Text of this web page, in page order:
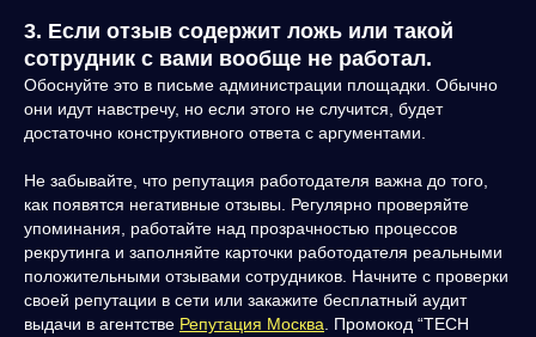
3. Если отзыв содержит ложь или такой
сотрудник с вами вообще не работал.
Обоснуйте это в письме администрации площадки. Обычно
они идут навстречу, но если этого не случится, будет
достаточно конструктивного ответа с аргументами.
Не забывайте, что репутация работодателя важна до того,
как появятся негативные отзывы. Регулярно проверяйте
упоминания, работайте над прозрачностью процессов
рекрутинга и заполняйте карточки работодателя реальными
положительными отзывами сотрудников. Начните с проверки
своей репутации в сети или закажите бесплатный аудит
выдачи в агентстве Репутация Москва . Промокод “TECH